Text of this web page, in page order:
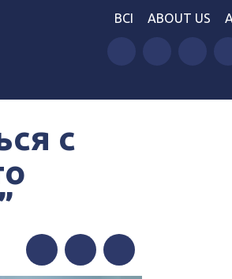
BCI ABOUT US
с